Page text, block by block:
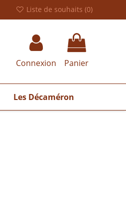
Liste de souhaits (0)
Connexion Panier
Les Décaméron